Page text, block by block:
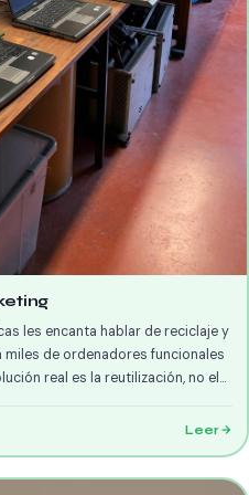
les encanta hablar de reciclaje y
de ordenadores funcionales
real es la reutilización, no el
Leer